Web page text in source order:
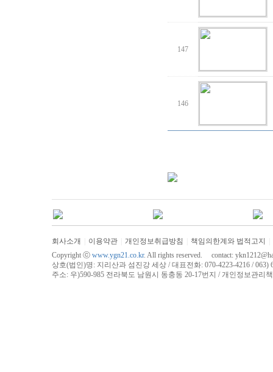
147
146
회사소개 이용약관 개인정보취급방침 책임의한계와 법적고지
Copyright ⓒ www.ygn21.co.kr. All rights reserved. contact:
상호(법인)명: 지리산과 섬진강 세상 / 대표전화: 070-4223-4216 / 063)
주소: 우)590-985 전라북도 남원시 동충동 20-17번지 / 개인정보관리